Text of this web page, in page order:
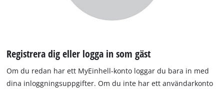
Registrera dig eller logga in som gäst
Om du redan har ett MyEinhell-konto loggar du bara in med
dina inloggningsuppgifter. Om du inte har ett användarkonto